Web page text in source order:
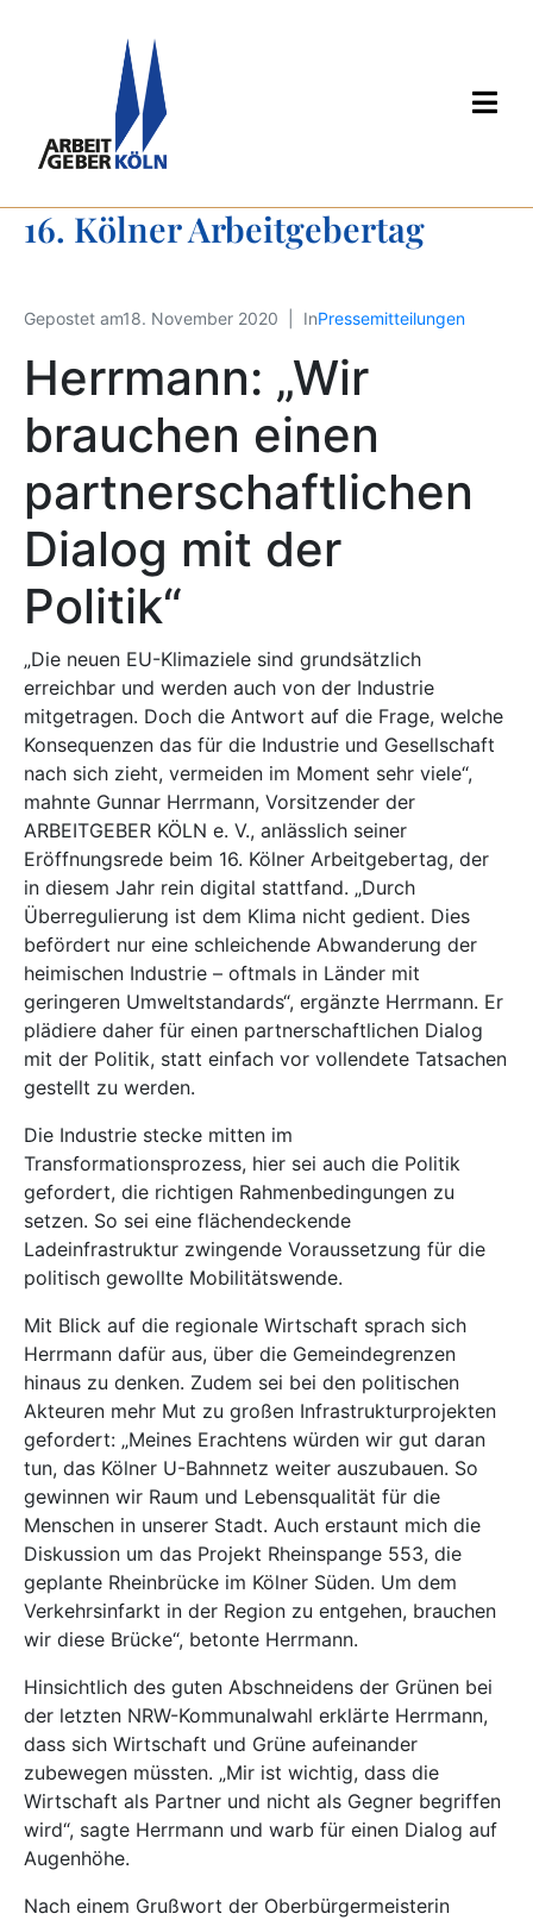
16. Kölner Arbeitgebertag
Gepostet am18. November 2020 InPressemitteilungen
Herrmann: „Wir
brauchen einen
partnerschaftlichen
Dialog mit der
Politik“
„Die neuen EU-Klimaziele sind grundsätzlich
erreichbar und werden auch von der Industrie
mitgetragen. Doch die Antwort auf die Frage, welche
Konsequenzen das für die Industrie und Gesellschaft
nach sich zieht, vermeiden im Moment sehr viele“,
mahnte Gunnar Herrmann, Vorsitzender der
ARBEITGE­BER KÖLN e. V., anlässlich seiner
Eröffnungsrede beim 16. Kölner Arbeitgebertag, der
in diesem Jahr rein digital stattfand. „Durch
Überregulierung ist dem Klima nicht gedient. Dies
befördert nur eine schleichende Abwanderung der
heimischen Industrie – oftmals in Länder mit
geringeren Umweltstandards“, ergänzte Herrmann. Er
plädiere daher für einen partnerschaftlichen Dialog
mit der Politik, statt einfach vor vollendete Tatsachen
gestellt zu werden.
Die Industrie stecke mitten im
Transformationsprozess, hier sei auch die Politik
gefordert, die richtigen Rahmenbedingungen zu
setzen. So sei eine flächendeckende
Ladeinfrastruktur zwingende Voraussetzung für die
politisch gewollte Mobilitätswende.
Mit Blick auf die regionale Wirtschaft sprach sich
Herrmann dafür aus, über die Gemeindegrenzen
hinaus zu denken. Zudem sei bei den politischen
Akteuren mehr Mut zu großen Infrastrukturprojekten
gefordert: „Meines Erachtens würden wir gut daran
tun, das Kölner U-Bahnnetz weiter auszubauen. So
gewinnen wir Raum und Lebensqualität für die
Menschen in unserer Stadt. Auch erstaunt mich die
Diskussion um das Projekt Rheinspange 553, die
geplante Rheinbrücke im Kölner Süden. Um dem
Verkehrsinfarkt in der Region zu entgehen, brauchen
wir diese Brücke“, betonte Herrmann.
Hinsichtlich des guten Abschneidens der Grünen bei
der letzten NRW-Kommunalwahl erklärte Herrmann,
dass sich Wirtschaft und Grüne aufeinander
zubewegen müssten. „Mir ist wichtig, dass die
Wirtschaft als Partner und nicht als Gegner begriffen
wird“, sagte Herrmann und warb für einen Dialog auf
Augenhöhe.
Nach einem Grußwort der Oberbürgermeisterin